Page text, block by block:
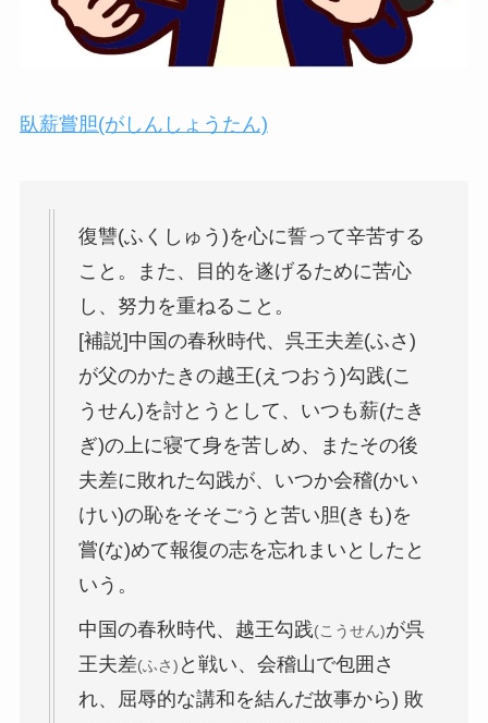
臥薪嘗胆(がしんしょうたん)
復讐(ふくしゅう)を心に誓って辛苦する
こと。また、目的を遂げるために苦心
し、努力を重ねること。
[補説]中国の春秋時代、呉王夫差(ふさ)
が父のかたきの越王(えつおう)勾践(こ
うせん)を討とうとして、いつも薪(たき
ぎ)の上に寝て身を苦しめ、またその後
夫差に敗れた勾践が、いつか会稽(かい
けい)の恥をそそごうと苦い胆(きも)を
嘗(な)めて報復の志を忘れまいとしたと
いう。
中国の春秋時代、越王勾践(こうせん)が呉
王夫差(ふさ) と戦い、会稽山で包囲さ
れ、屈辱的な講和を結んだ故事から) 敗